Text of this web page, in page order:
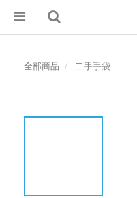
全部商品 二手手袋